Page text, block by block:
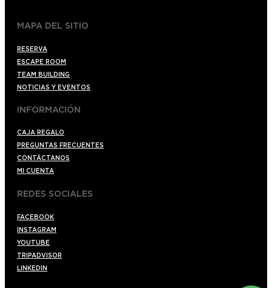
MAPA DEL SITIO
RESERVA
ESCAPE ROOM
TEAM BUILDING
NOTICIAS Y EVENTOS
INFORMACIÓN
CAJA REGALO
PREGUNTAS FRECUENTES
CONTÁCTANOS
MI CUENTA
REDES SOCIALES
FACEBOOK
INSTAGRAM
YOUTUBE
TRIPADVISOR
LINKEDIN